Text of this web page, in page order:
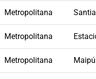
Metropolitana
Metropolitana
Metropolitana Maipú